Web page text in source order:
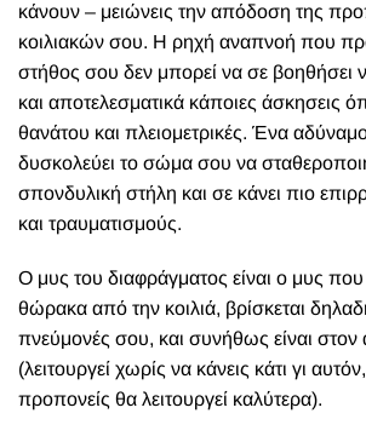
κάνουν – μειώνεις την απόδοση της
κοιλιακών σου. Η ρηχή αναπνοή που
στήθος σου δεν μπορεί να σε βοηθήσει
και αποτελεσματικά κάποιες άσκησεις
θανάτου και πλειομετρικές. Ένα
δυσκολεύει το σώμα σου να
σπονδυλική στήλη και σε κάνει πιο
και τραυματισμούς.
Ο μυς του διαφράγματος είναι ο μυς που
θώρακα από την κοιλιά, βρίσκεται
πνεύμονές σου, και συνήθως είναι στον
(λειτουργεί χωρίς να κάνεις κάτι γι
προπονείς θα λειτουργεί καλύτερα).